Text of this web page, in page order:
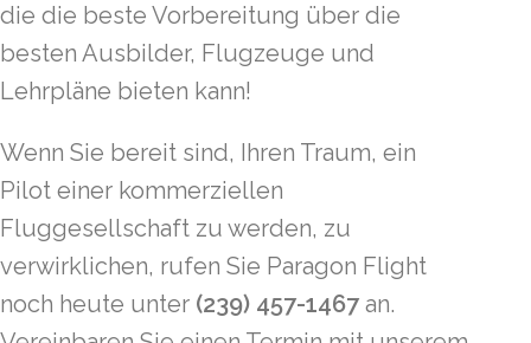
die die beste Vorbereitung über die
besten Ausbilder, Flugzeuge und
Lehrpläne bieten kann!
Wenn Sie bereit sind, Ihren Traum, ein
Pilot einer kommerziellen
Fluggesellschaft zu werden, zu
verwirklichen, rufen Sie Paragon Flight
noch heute unter (239) 457-1467 an.